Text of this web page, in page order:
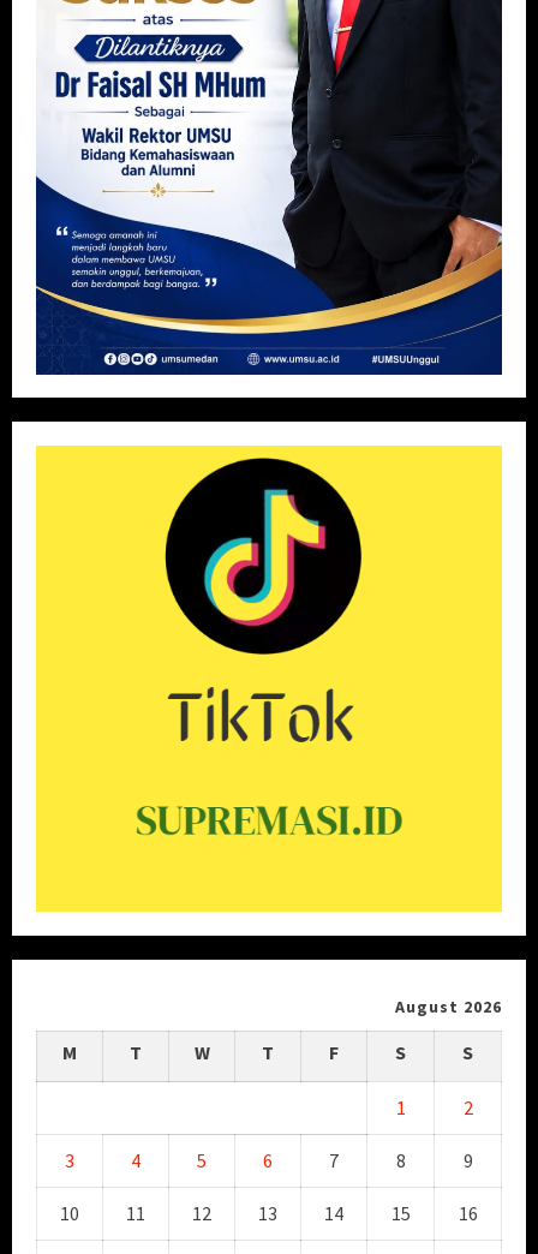
August 2026
M T W T F S S
1 2
3 4 5 6 7 8 9
10 11 12 13 14 15 16